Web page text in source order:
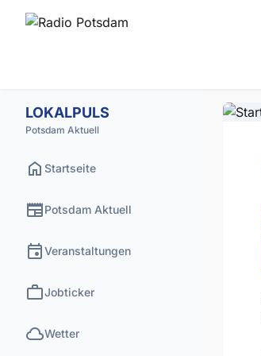
LOKALPULS
Potsdam Aktuell
home Startseite
newspaperPotsdam Aktuell
eventVeranstaltungen
workJobticker
cloudWetter